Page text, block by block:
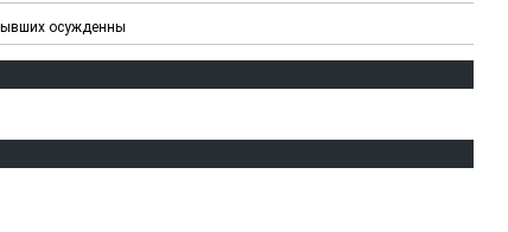
осужденны